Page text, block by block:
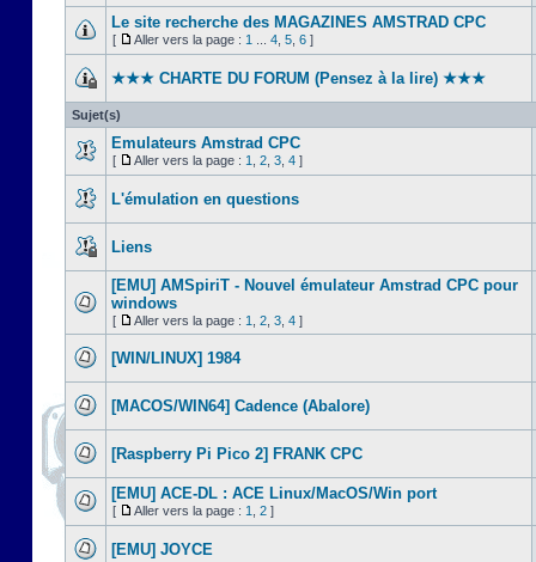
Le site recherche des MAGAZINES AMSTRAD CPC
[ Aller vers la page : 1 4 5 6 ]
★★★ CHARTE DU FORUM (Pensez à la lire) ★★★
Sujet(s)
Emulateurs Amstrad CPC
[ Aller vers la page : 1 2 3 4 ]
L'émulation en questions
Liens
[EMU] AMSpiriT - Nouvel émulateur Amstrad CPC pour
windows
[ Aller vers la page : 1 2 3 4 ]
[WIN/LINUX] 1984
[MACOS/WIN64] Cadence (Abalore)
[Raspberry Pi Pico 2] FRANK CPC
[EMU] ACE-DL : ACE Linux/MacOS/Win port
[ Aller vers la page : 1 2 ]
[EMU] JOYCE